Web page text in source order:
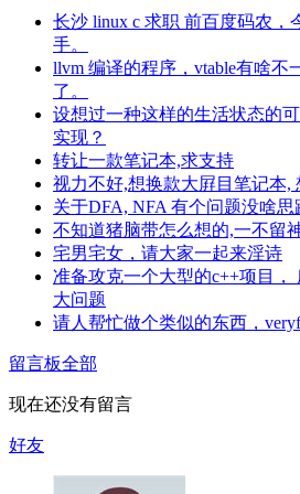
长沙 linux c 求职 前百度码农，
手。
llvm 编译的程序，vtable有啥不
了。
设想过一种这样的生活​状态的
实现？
转让一款笔记本,求支持
视力不好,想换款大屛目笔记本,
关于DFA, NFA 有个问题没啥思
不知道猪脑带怎么想的,一不留
宅男宅女，请大家一起来淫诗
准备攻克一个大型的c++项目，
大问题
请人帮忙做个类似的东西，
留言板全部
现在还没有留言
好友